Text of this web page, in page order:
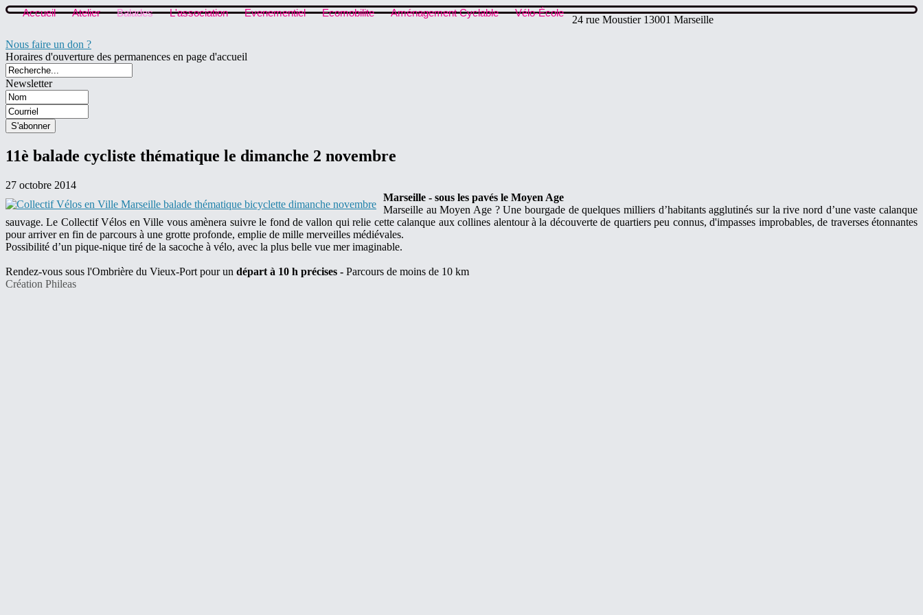
Accueil Atelier Balades L'association Evenementiel Ecomobilite Aménagement Cyclable Vélo-École
24 rue Moustier 13001 Marseille
Nous faire un don ?
Horaires d'ouverture des permanences en page d'accueil
Newsletter
11è balade cycliste thématique le dimanche 2 novembre
27 octobre 2014
Marseille - sous les pavés le Moyen Age
Marseille au Moyen Age ? Une bourgade de quelques milliers d’habitants agglutinés sur la rive nord d’une vaste calanque
sauvage. Le Collectif Vélos en Ville vous amènera suivre le fond de vallon qui relie cette calanque aux collines alentour à la découverte de quartiers peu connus, d'impasses improbables, de traverses étonnantes
pour arriver en fin de parcours à une grotte profonde, emplie de mille merveilles médiévales.
Possibilité d’un pique-nique tiré de la sacoche à vélo, avec la plus belle vue mer imaginable.
Rendez-vous sous l'Ombrière du Vieux-Port pour un départ à 10 h précises - Parcours de moins de 10 km
Création Phileas